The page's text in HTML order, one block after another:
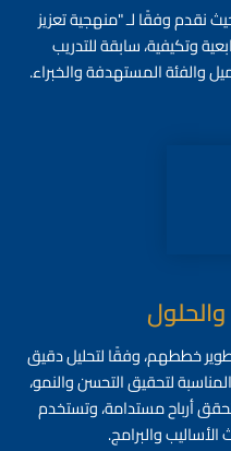
نقدم وفقًا لـ "منهجية تعزيز
وتكيفية، سابقة للتدريب
والفئة المستهدفة والخبراء.
خططهم، وفقًا لتحليل دقيق
لتحقيق التحسن والنمو،
أرباح مستدامة، وتستخدم
والبرامج.